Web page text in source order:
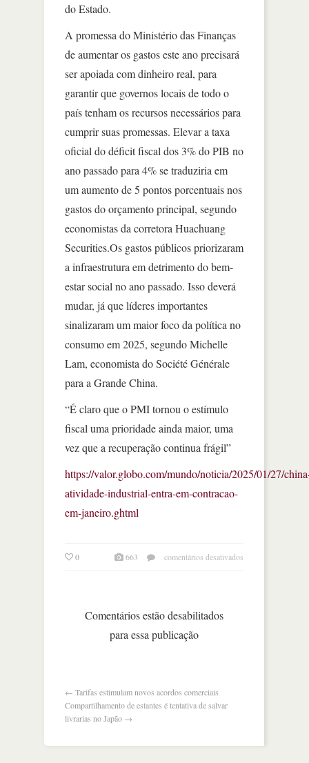
do Estado.
A promessa do Ministério das Finanças
de aumentar os gastos este ano precisará
ser apoiada com dinheiro real, para
garantir que governos locais de todo o
país tenham os recursos necessários para
cumprir suas promessas. Elevar a taxa
oficial do déficit fiscal dos 3% do PIB no
ano passado para 4% se traduziria em
um aumento de 5 pontos porcentuais nos
gastos do orçamento principal, segundo
economistas da corretora Huachuang
Securities.Os gastos públicos priorizaram
a infraestrutura em detrimento do bem-
estar social no ano passado. Isso deverá
mudar, já que líderes importantes
sinalizaram um maior foco da política no
consumo em 2025, segundo Michelle
Lam, economista do Société Générale
para a Grande China.
“É claro que o PMI tornou o estímulo
fiscal uma prioridade ainda maior, uma
vez que a recuperação continua frágil”
https://valor.globo.com/mundo/noticia/2025/01/27/
atividade-industrial-entra-em-contracao-
em-janeiro.ghtml
0 663 comentários desativados
Comentários estão desabilitados
para essa publicação
← Tarifas estimulam novos acordos comerciais
Compartilhamento de estantes é tentativa de salvar
livrarias no Japão →